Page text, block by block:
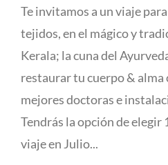
Te invitamos a un viaje
tejidos, en el mágico y
Kerala; la cuna del
restaurar tu cuerpo & alma
mejores doctoras e
Tendrás la opción de elegir
viaje en Julio...